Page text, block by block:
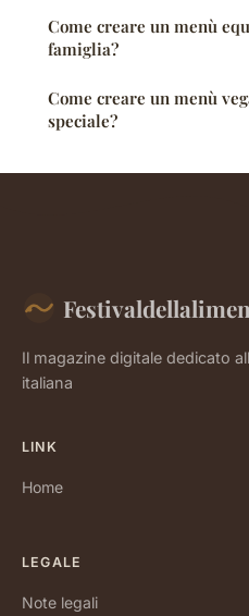
Come creare un menù
famiglia?
Come creare un menù
speciale?
Il magazine digitale dedicato
italiana
LINK
Home
LEGALE
Note legali